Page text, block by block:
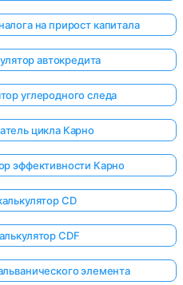
на прирост капитала
автокредита
углеродного следа
цикла Карно
эффективности Карно
CD
CDF
элемента